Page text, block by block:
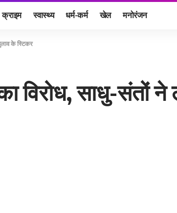
क्राइम स्वास्थ्य धर्म-कर्म खेल मनोरंजन
के स्टिकर
का विरोध, साधु-